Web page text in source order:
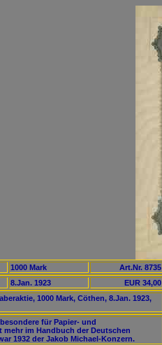
1000 Mark
Art.Nr. 8735
8.Jan. 1923
EUR 34,00
1000 Mark, Cöthen, 8.Jan. 1923,
für Papier- und
mehr im Handbuch der Deutschen
1932 der Jakob Michael-Konzern.